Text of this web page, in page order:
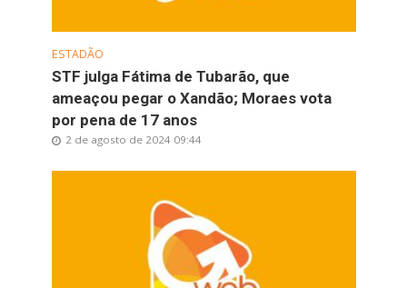
ESTADÃO
STF julga Fátima de Tubarão, que
ameaçou pegar o Xandão; Moraes vota
por pena de 17 anos
2 de agosto de 2024 09:44